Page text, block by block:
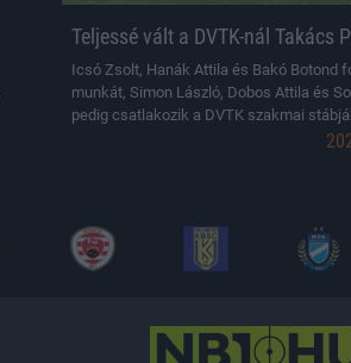
Teljessé vált a DVTK-nál Takács
Icsó Zsolt, Hanák Attila és Bakó Botond
munkát, Simon László, Dobos Attila és
pedig csatlakozik a DVTK szakmai